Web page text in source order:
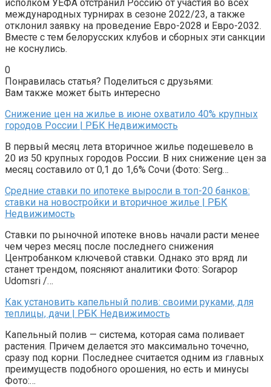
исполком УЕФА отстранил Россию от участия во всех
международных турнирах в сезоне 2022/23, а также
отклонил заявку на проведение Евро-2028 и Евро-2032.
Вместе с тем белорусских клубов и сборных эти санкции
не коснулись.
0
Понравилась статья? Поделиться с друзьями:
Вам также может быть интересно
Снижение цен на жилье в июне охватило 40% крупных
городов России | РБК Недвижимость
В первый месяц лета вторичное жилье подешевело в
20 из 50 крупных городов России. В них снижение цен за
месяц составило от 0,1 до 1,6% Сочи (Фото: Serg…
Средние ставки по ипотеке выросли в топ-20 банков:
ставки на новостройки и вторичное жилье | РБК
Недвижимость
Ставки по рыночной ипотеке вновь начали расти менее
чем через месяц после последнего снижения
Центробанком ключевой ставки. Однако это вряд ли
станет трендом, поясняют аналитики Фото: Sorapop
Udomsri /…
Как установить капельный полив: своими руками, для
теплицы, дачи | РБК Недвижимость
Капельный полив — система, которая сама поливает
растения. Причем делается это максимально точечно,
сразу под корни. Последнее считается одним из главных
преимуществ подобного орошения, но есть и минусы
Фото:…